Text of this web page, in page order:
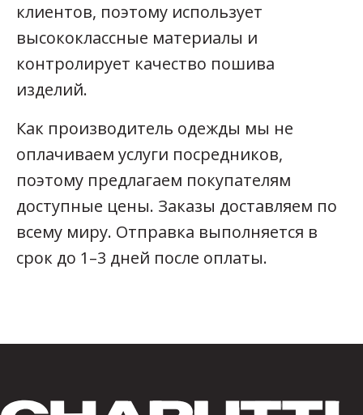
клиентов, поэтому использует
высококлассные материалы и
контролирует качество пошива
изделий.
Как производитель одежды мы не
оплачиваем услуги посредников,
поэтому предлагаем покупателям
доступные цены. Заказы доставляем по
всему миру. Отправка выполняется в
срок до 1–3 дней после оплаты.